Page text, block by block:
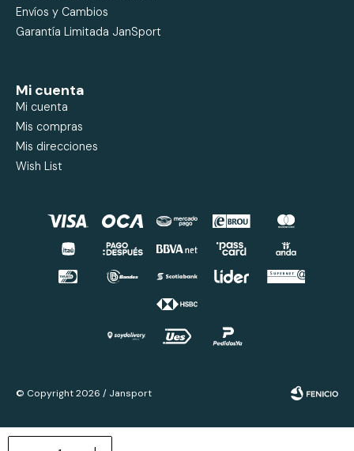
Envíos y Cambios
Garantía Limitada JanSport
Mi cuenta
Mi cuenta
Mis compras
Mis direcciones
Wish List
© Copyright 2026 / Jansport